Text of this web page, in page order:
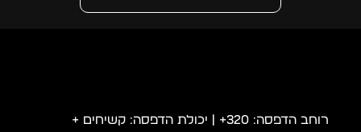
רוחב הדפסה: 320+ | יכולת הדפסה: קשיחים +